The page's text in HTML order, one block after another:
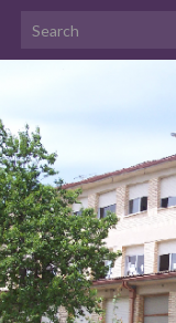
Search for: